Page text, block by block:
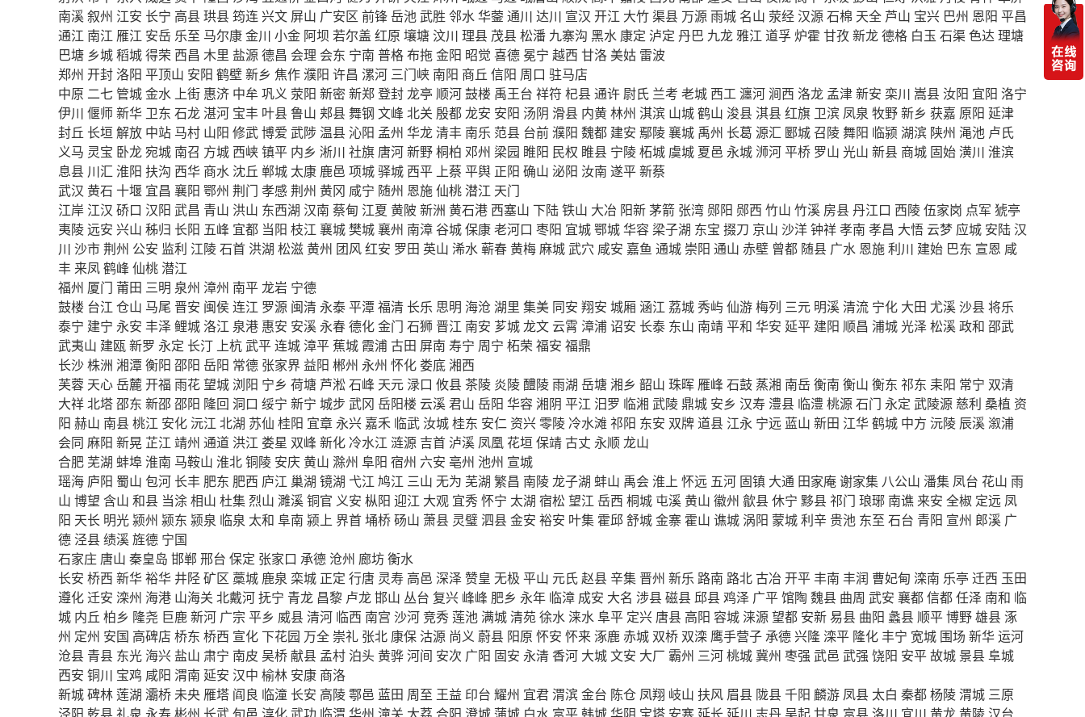
南溪叙州 江安 长宁 高县珙县筠连兴文 屏山 广安区 前锋岳池武胜 邻水华蓥 通川 达川 宣汉 开江 大竹 渠县 万源雨城 名山 荥经汉源石棉 天全 芦山 宝兴 巴州 恩阳 平昌
通江 南江 雁江 安岳 乐至 马尔康金川 小金 阿坝 若尔盖 红原 壤塘 汶川 理县 茂县松潘 九寨沟 黑水 康定 泸定 丹巴 九龙雅江 道孚炉霍 甘孜新龙德格 白玉 石渠色达 理塘
巴塘 乡城稻城得荣 西昌 木里 盐源德昌 会理 会东 宁南 普格布拖金阳 昭觉 喜德 冕宁 越西 甘洛 美姑 雷波
郑州 开封洛阳 平顶山 安阳 鹤壁新乡 焦作濮阳 许昌 漯河 三门峡 南阳 商丘 信阳 周口 驻马店
中原 二七 管城金水 上街 惠济 中牟巩义 荥阳 新密 新郑登封龙亭 顺河鼓楼 禹王台 祥符 杞县通许 尉氏 兰考 老城 西工瀍河涧西 洛龙 孟津新安 栾川 嵩县 汝阳 宜阳 洛宁
伊川 偃师新华 卫东 石龙湛河 宝丰 叶县鲁山 郏县舞钢 文峰 北关 殷都龙安 安阳 汤阴 滑县 内黄林州 淇滨 山城鹤山 浚县淇县红旗 卫滨 凤泉 牧野新乡 获嘉 原阳 延津
封丘 长垣解放 中站 马村 山阳 修武博爱 武陟 温县沁阳 孟州 华龙清丰 南乐 范县 台前濮阳 魏都 建安 鄢陵襄城 禹州 长葛 源汇 郾城召陵舞阳 临颍 湖滨 陕州 渑池 卢氏
义马 灵宝 卧龙宛城 南召 方城 西峡镇平 内乡 淅川 社旗 唐河新野桐柏 邓州 梁园 睢阳 民权 睢县 宁陵柘城 虞城 夏邑 永城浉河平桥 罗山 光山 新县 商城 固始潢川 淮滨
息县 川汇 淮阳 扶沟 西华 商水 沈丘 郸城 太康 鹿邑 项城驿城 西平 上蔡 平舆 正阳 确山 泌阳 汝南 遂平新蔡
武汉 黄石 十堰 宜昌 襄阳 鄂州 荆门 孝感荆州 黄冈 咸宁 随州 恩施仙桃潜江 天门
江岸 江汉 硚口 汉阳 武昌 青山 洪山 东西湖 汉南 蔡甸 江夏 黄陂 新洲 黄石港 西塞山 下陆铁山 大冶 阳新茅箭 张湾 郧阳 郧西 竹山 竹溪 房县丹江口 西陵伍家岗 点军 猇亭
夷陵远安 兴山 秭归 长阳 五峰 宜都 当阳 枝江 襄城樊城襄州 南漳谷城保康老河口 枣阳 宜城鄂城华容 梁子湖 东宝 掇刀 京山 沙洋钟祥孝南 孝昌 大悟 云梦 应城 安陆汉
川 沙市荆州 公安 监利 江陵石首 洪湖 松滋黄州 团风红安 罗田 英山 浠水蕲春黄梅麻城武穴 咸安 嘉鱼 通城 崇阳 通山 赤壁 曾都 随县 广水 恩施利川 建始 巴东 宣恩 咸
丰 来凤鹤峰 仙桃潜江
福州 厦门 莆田 三明 泉州 漳州 南平龙岩 宁德
鼓楼 台江 仓山 马尾 晋安 闽侯连江 罗源 闽清 永泰平潭福清 长乐 思明 海沧 湖里 集美 同安 翔安 城厢 涵江 荔城秀屿仙游梅列 三元 明溪清流 宁化 大田 尤溪沙县将乐
泰宁 建宁 永安 丰泽鲤城洛江 泉港 惠安 安溪 永春德化金门 石狮 晋江 南安 芗城龙文 云霄 漳浦诏安 长泰 东山 南靖平和 华安 延平 建阳 顺昌 浦城光泽松溪政和 邵武
武夷山 建瓯新罗 永定 长汀 上杭武平连城 漳平 蕉城 霞浦古田 屏南 寿宁 周宁 柘荣 福安 福鼎
长沙株洲 湘潭衡阳 邵阳 岳阳 常德 张家界 益阳 郴州 永州 怀化 娄底湘西
芙蓉 天心岳麓开福 雨花望城 浏阳 宁乡 荷塘 芦淞石峰 天元 渌口 攸县茶陵 炎陵醴陵雨湖 岳塘湘乡 韶山 珠晖 雁峰 石鼓 蒸湘 南岳衡南 衡山 衡东 祁东 耒阳 常宁 双清
大祥北塔邵东 新邵邵阳 隆回 洞口 绥宁 新宁 城步 武冈 岳阳楼 云溪君山 岳阳 华容湘阴 平江 汨罗 临湘 武陵鼎城 安乡 汉寿 澧县 临澧桃源石门 永定 武陵源 慈利 桑植 资
阳 赫山 南县桃江 安化沅江 北湖 苏仙 桂阳 宜章 永兴 嘉禾 临武 汝城桂东 安仁 资兴零陵 冷水滩 祁阳 东安 双牌道县 江永 宁远 蓝山 新田 江华鹤城 中方 沅陵 辰溪 溆浦
会同 麻阳 新晃 芷江 靖州 通道 洪江 娄星 双峰 新化 冷水江 涟源 吉首 泸溪 凤凰 花垣保靖古丈 永顺龙山
合肥 芜湖 蚌埠淮南 马鞍山 淮北铜陵 安庆黄山 滁州 阜阳 宿州 六安 亳州 池州 宣城
瑶海 庐阳 蜀山 包河 长丰 肥东 肥西 庐江 巢湖 镜湖 弋江 鸠江 三山 无为 芜湖 繁昌 南陵龙子湖 蚌山 禹会淮上 怀远 五河 固镇 大通 田家庵谢家集 八公山 潘集 凤台 花山 雨
山 博望 含山 和县 当涂相山 杜集 烈山 濉溪铜官 义安 枞阳 迎江 大观 宜秀怀宁 太湖 宿松 望江 岳西 桐城 屯溪黄山 徽州 歙县休宁 黟县祁门 琅琊 南谯 来安 全椒 定远 凤
阳 天长 明光颍州 颍东 颍泉 临泉 太和 阜南 颍上 界首埇桥砀山 萧县 灵璧泗县金安 裕安 叶集 霍邱舒城金寨 霍山 谯城 涡阳 蒙城利辛 贵池 东至 石台 青阳 宣州 郎溪 广
德 泾县绩溪旌德 宁国
石家庄 唐山 秦皇岛 邯郸 邢台 保定 张家口 承德 沧州 廊坊衡水
长安 桥西 新华裕华 井陉矿区 藁城 鹿泉 栾城 正定 行唐 灵寿 高邑 深泽 赞皇 无极 平山 元氏赵县辛集 晋州 新乐 路南 路北古冶 开平丰南 丰润 曹妃甸 滦南 乐亭 迁西 玉田
遵化迁安 滦州 海港 山海关 北戴河抚宁 青龙 昌黎 卢龙邯山 丛台 复兴 峰峰 肥乡 永年 临漳 成安 大名 涉县磁县邱县鸡泽 广平馆陶 魏县 曲周 武安 襄都信都任泽 南和 临
城 内丘 柏乡 隆尧 巨鹿新河 广宗 平乡 威县清河 临西 南宫 沙河竞秀莲池 满城清苑徐水 涞水阜平 定兴 唐县 高阳 容城 涞源望都 安新易县 曲阳 蠡县 顺平博野雄县涿
州 定州 安国 高碑店 桥东 桥西 宣化下花园 万全 崇礼 张北 康保 沽源 尚义 蔚县 阳原 怀安 怀来涿鹿赤城 双桥 双滦 鹰手营子承德兴隆 滦平 隆化丰宁 宽城 围场 新华运河
沧县 青县 东光 海兴 盐山 肃宁 南皮 吴桥献县 孟村 泊头黄骅河间 安次 广阳 固安 永清 香河 大城文安 大厂 霸州 三河桃城冀州 枣强 武邑 武强 饶阳 安平故城 景县阜城
西安 铜川 宝鸡 咸阳 渭南 延安 汉中 榆林 安康 商洛
新城碑林莲湖 灞桥未央 雁塔 阎良 临潼 长安 高陵鄠邑 蓝田 周至 王益 印台 耀州 宜君渭滨金台 陈仓 凤翔 岐山 扶风 眉县 陇县千阳 麟游 凤县 太白 秦都杨陵渭城 三原
泾阳 乾县礼泉 永寿彬州 长武旬邑 淳化武功 临渭 华州 潼关 大荔 合阳 澄城蒲城 白水 富平韩城华阴 宝塔 安塞延长 延川 志丹吴起甘泉 富县洛川 宜川 黄龙黄陵汉台